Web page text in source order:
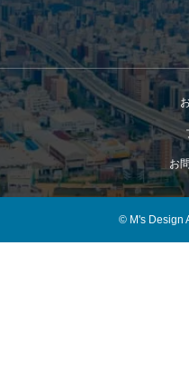
お
© M's Design